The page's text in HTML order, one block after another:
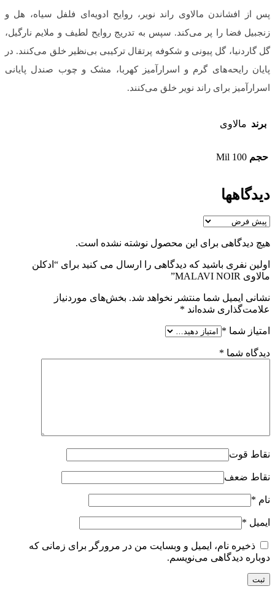
پس از افشاندن مالاوی راند نویر، روایح ادویه‌ای فلفل سیاه، هل و
زنجبیل فضا را پر می‌کند. سپس به تدریج روایح لطیف و ملایم نارگیل،
گل گاردنیا، گل پیونی و شکوفه پرتقال ترکیبی بی‌نظیر خلق می‌کنند. در
پایان رایحه‌های گرم و اسرار‌آمیز کهربا، مشک و چوب صندل ‌پایانی
اسرار‌آمیز برای راند نویر خلق می‌کنند.
برند مالاوی
حجم 100 Mil
دیدگاهها
هیچ دیدگاهی برای این محصول نوشته نشده است.
اولین نفری باشید که دیدگاهی را ارسال می کنید برای “ادکلن
مالاوی MALAVI NOIR”
نشانی ایمیل شما منتشر نخواهد شد. بخش‌های موردنیاز
علامت‌گذاری شده‌اند *
امتیاز شما *
دیدگاه شما *
نقاط قوت
نقاط ضعف
نام *
ایمیل *
ذخیره نام، ایمیل و وبسایت من در مرورگر برای زمانی که
دوباره دیدگاهی می‌نویسم.